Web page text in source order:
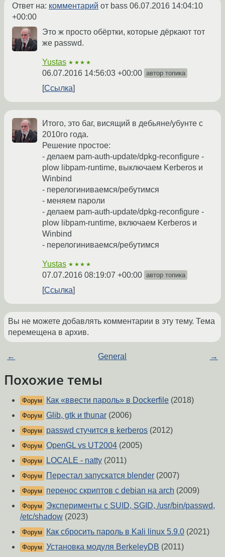
Ответ на: комментарий от bass 06.07.2016 14:04:10
+00:00
Это ж просто обёртки, которые дёркают тот
же passwd.
Yustas ★★★★
06.07.2016 14:56:03 +00:00 автор топика
Ссылка
Итого, это баг, висящий в дебьяне/убунте с
2010го года.
Решение простое:
- делаем pam-auth-update/dpkg-reconfigure -
plow libpam-runtime, выключаем Kerberos и
Winbind
- перелогиниваемся/ребутимся
- меняем пароли
- делаем pam-auth-update/dpkg-reconfigure -
plow libpam-runtime, включаем Kerberos и
Winbind
- перелогиниваемся/ребутимся
Yustas ★★★★
07.07.2016 08:19:07 +00:00 автор топика
Ссылка
Вы не можете добавлять комментарии в эту тему. Тема
перемещена в архив.
← General →
Похожие темы
Форум Как «ввести пароль» в Dockerfile (2018)
Форум Glib, gtk и thunar (2006)
Форум passwd стучится в kerberos (2012)
Форум OpenGL vs UT2004 (2005)
Форум LOCALE - natty (2011)
Форум Перестал запускатся blender (2007)
Форум перенос скриптов с debian на arch (2009)
Форум
Эксперименты с SUID, SGID, /usr/bin/passwd,
/etc/shadow (2023)
Форум Как сбросить пароль в Kali linux 5.9.0 (2021)
Форум Установка модуля BerkeleyDB (2011)